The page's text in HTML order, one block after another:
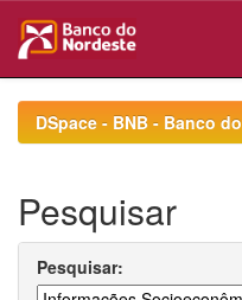
navigationDSpace - BNB - Banco
Pesquisar
Pesquisar: